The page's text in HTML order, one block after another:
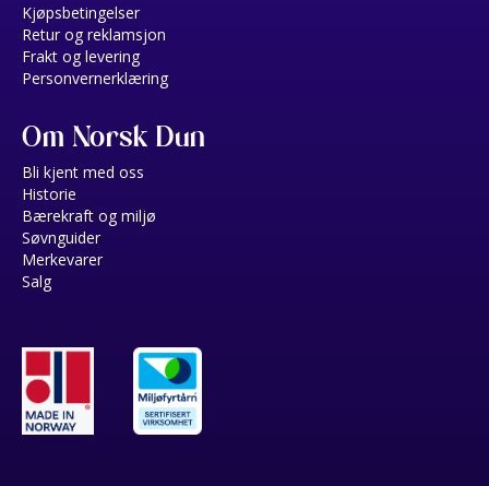
Kjøpsbetingelser
Retur og reklamsjon
Frakt og levering
Personvernerklæring
Om Norsk Dun
Bli kjent med oss
Historie
Bærekraft og miljø
Søvnguider
Merkevarer
Salg